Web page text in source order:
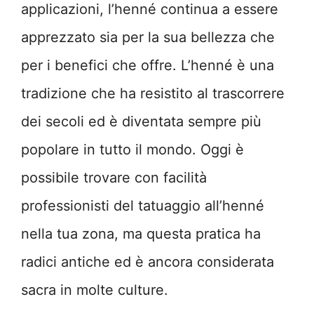
applicazioni, l’henné continua a essere
apprezzato sia per la sua bellezza che
per i benefici che offre. L’henné è una
tradizione che ha resistito al trascorrere
dei secoli ed è diventata sempre più
popolare in tutto il mondo. Oggi è
possibile trovare con facilità
professionisti del tatuaggio all’henné
nella tua zona, ma questa pratica ha
radici antiche ed è ancora considerata
sacra in molte culture.